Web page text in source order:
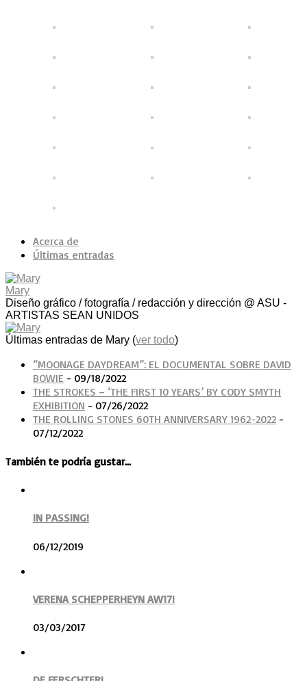
Acerca de
Últimas entradas
Mary
Diseño gráfico / fotografía / redacción y dirección @ ASU -
ARTISTAS SEAN UNIDOS
Últimas entradas de Mary (ver todo)
“MOONAGE DAYDREAM”: EL DOCUMENTAL SOBRE DAVID
BOWIE - 09/18/2022
THE STROKES – ‘THE FIRST 10 YEARS’ BY CODY SMYTH
EXHIBITION - 07/26/2022
THE ROLLING STONES 60TH ANNIVERSARY 1962-2022 -
07/12/2022
También te podría gustar...
IN PASSING!
06/12/2019
VERENA SCHEPPERHEYN AW17!
03/03/2017